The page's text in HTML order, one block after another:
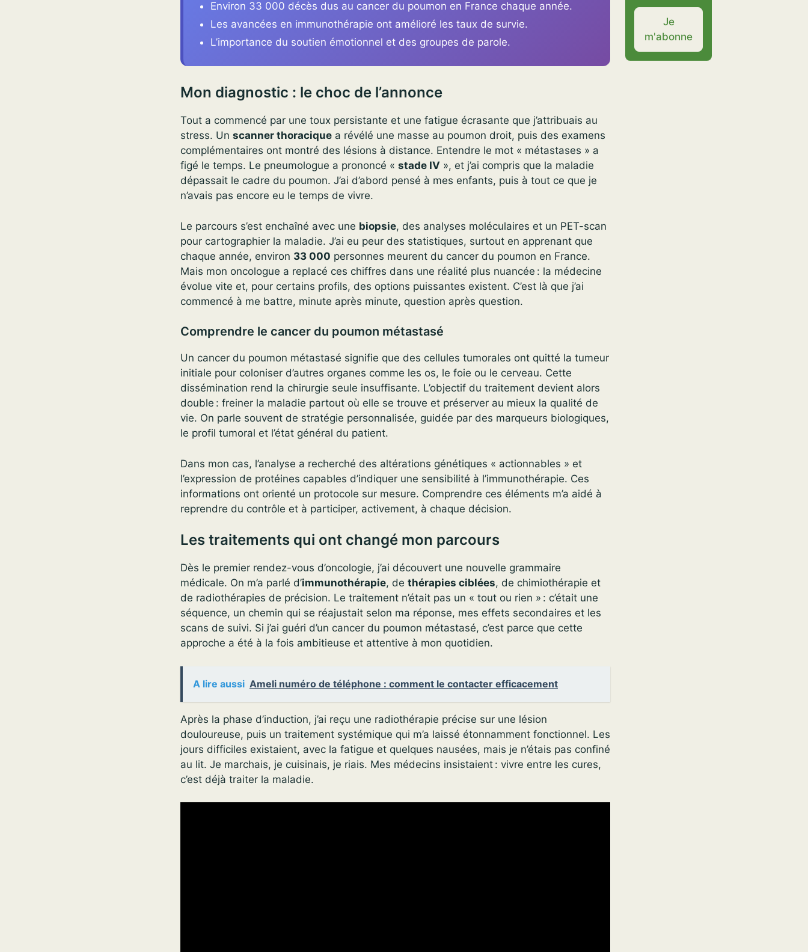
Environ 33 000 décès dus au cancer du poumon en France chaque année.
Les avancées en immunothérapie ont amélioré les taux de survie.
L’importance du soutien émotionnel et des groupes de parole.
Mon diagnostic : le choc de l’annonce
Tout a commencé par une toux persistante et une fatigue écrasante que j’attribuais au
stress. Un scanner thoracique a révélé une masse au poumon droit, puis des examens
complémentaires ont montré des lésions à distance. Entendre le mot « métastases » a
figé le temps. Le pneumologue a prononcé « stade IV », et j’ai compris que la maladie
dépassait le cadre du poumon. J’ai d’abord pensé à mes enfants, puis à tout ce que je
n’avais pas encore eu le temps de vivre.
Le parcours s’est enchaîné avec une biopsie, des analyses moléculaires et un PET-scan
pour cartographier la maladie. J’ai eu peur des statistiques, surtout en apprenant que
chaque année, environ 33 000 personnes meurent du cancer du poumon en France.
Mais mon oncologue a replacé ces chiffres dans une réalité plus nuancée : la médecine
évolue vite et, pour certains profils, des options puissantes existent. C’est là que j’ai
commencé à me battre, minute après minute, question après question.
Comprendre le cancer du poumon métastasé
Un cancer du poumon métastasé signifie que des cellules tumorales ont quitté la tumeur
initiale pour coloniser d’autres organes comme les os, le foie ou le cerveau. Cette
dissémination rend la chirurgie seule insuffisante. L’objectif du traitement devient alors
double : freiner la maladie partout où elle se trouve et préserver au mieux la qualité de
vie. On parle souvent de stratégie personnalisée, guidée par des marqueurs biologiques,
le profil tumoral et l’état général du patient.
Dans mon cas, l’analyse a recherché des altérations génétiques « actionnables » et
l’expression de protéines capables d’indiquer une sensibilité à l’immunothérapie. Ces
informations ont orienté un protocole sur mesure. Comprendre ces éléments m’a aidé à
reprendre du contrôle et à participer, activement, à chaque décision.
Les traitements qui ont changé mon parcours
Dès le premier rendez-vous d’oncologie, j’ai découvert une nouvelle grammaire
médicale. On m’a parlé d’immunothérapie, de thérapies ciblées, de chimiothérapie et
de radiothérapies de précision. Le traitement n’était pas un « tout ou rien » : c’était une
séquence, un chemin qui se réajustait selon ma réponse, mes effets secondaires et les
scans de suivi. Si j’ai guéri d’un cancer du poumon métastasé, c’est parce que cette
approche a été à la fois ambitieuse et attentive à mon quotidien.
A lire aussi Ameli numéro de téléphone : comment le contacter efficacement
Après la phase d’induction, j’ai reçu une radiothérapie précise sur une lésion
douloureuse, puis un traitement systémique qui m’a laissé étonnamment fonctionnel. Les
jours difficiles existaient, avec la fatigue et quelques nausées, mais je n’étais pas confiné
au lit. Je marchais, je cuisinais, je riais. Mes médecins insistaient : vivre entre les cures,
c’est déjà traiter la maladie.
Je
m'abonne